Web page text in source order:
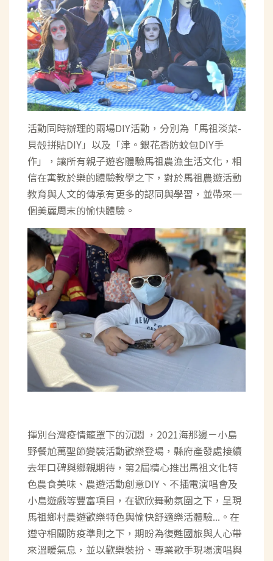
活動同時辦理的兩場DIY活動，分別為「馬祖淡菜-
貝殻拼貼DIY」以及「津。銀花香防蚊包DIY手
作」，讓所有親子遊客體驗馬祖農漁生活文化，相
信在寓教於樂的體驗教學之下，對於馬祖農遊活動
教育與人文的傳承有更多的認同與學習，並帶來一
個美麗周末的愉快體驗。
揮別台灣疫情籠罩下的沉悶 ，2021海那邊－小島
野餐尬萬聖節變裝活動歡樂登場，縣府產發處接續
去年口碑與鄉親期待，第2屆精心推出馬祖文化特
色農食美味、農遊活動創意DIY、不插電演唱會及
小島遊戲等豐富項目，在歡欣舞動氛圍之下，呈現
馬祖鄉村農遊歡樂特色與愉快舒適樂活體驗...。在
遵守相關防疫準則之下，期盼為復甦國旅與人心帶
來溫暖氣息，並以歡樂裝扮、專業歌手現場演唱與